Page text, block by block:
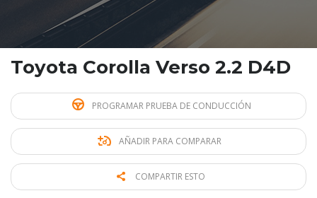
Toyota Corolla Verso 2.2 D4D
PROGRAMAR PRUEBA DE CONDUCCIÓN
AÑADIR PARA COMPARAR
COMPARTIR ESTO